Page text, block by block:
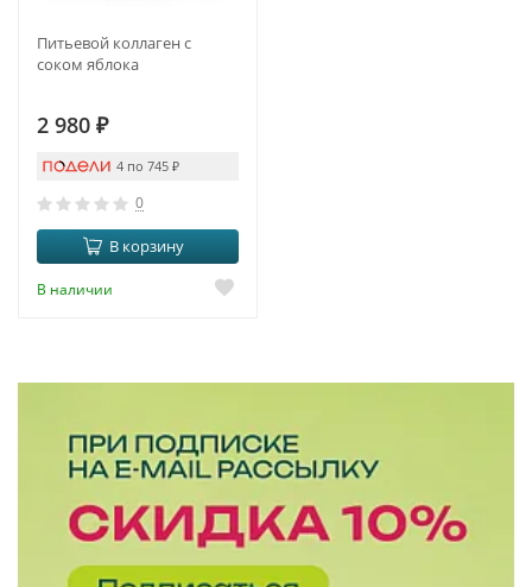
Питьевой коллаген с
соком яблока
2 980 ₽
4 по 745 ₽
0
В корзину
В наличии